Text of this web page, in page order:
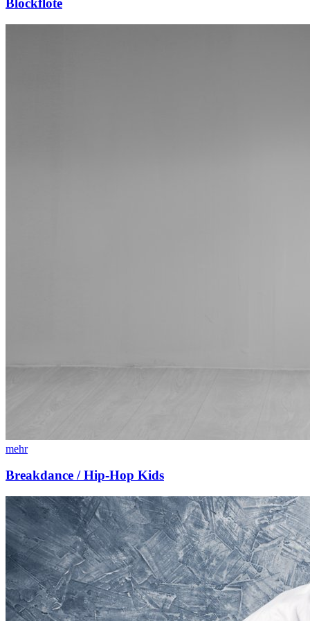
Blockflöte
mehr
Breakdance / Hip-Hop Kids